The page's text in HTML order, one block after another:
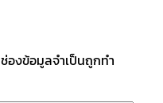
ช่องข้อมูลจำเป็นถูกทำ